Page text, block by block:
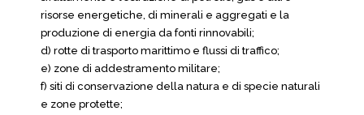
risorse energetiche, di minerali e aggregati e la
produzione di energia da fonti rinnovabili;
d) rotte di trasporto marittimo e flussi di traffico;
e) zone di addestramento militare;
f) siti di conservazione della natura e di specie naturali
e zone protette;